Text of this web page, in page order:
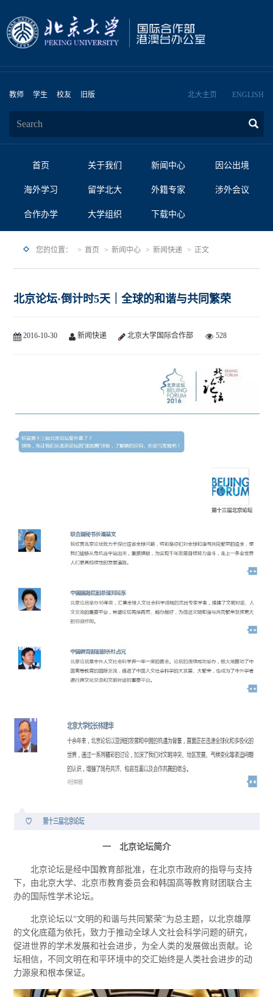
教师 学生 校友 旧版 北大主页 ENGLISH
首页 关于我们 新闻中心 因公出境
海外学习 留学北大 外籍专家 涉外会议
合作办学 大学组织 下载中心
您的位置： 首页 新闻中心 新闻快递 正文
北京论坛·倒计时5天｜全球的和谐与共同繁荣
2016-10-30 新闻快递 北京大学国际合作部 528
一 北京论坛简介
北京论坛是经中国教育部批准，在北京市政府的指导与支持
下，由北京大学、北京市教育委员会和韩国高等教育财团联合主
办的国际性学术论坛。
北京论坛以“文明的和谐与共同繁荣”为总主题，以北京雄厚
的文化底蕴为依托，致力于推动全球人文社会科学问题的研究，
促进世界的学术发展和社会进步，为全人类的发展做出贡献。论
坛相信，不同文明在和平环境中的交汇始终是人类社会进步的动
力源泉和根本保证。